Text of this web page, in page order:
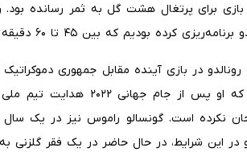
برای پرتغال هشت گل به ثمر رسانده بود.
کرده بودیم که بین ۴۵ تا ۶۰ دقیقه بازی کند.»
رونالدو در بازی آینده مقابل جمهوری
بازگردد. در ۴۰ بازی که او
نکرده است. گونسالو راموس نیز در یک
در این شرایط، در حال حاضر در یک فقر گلزنی